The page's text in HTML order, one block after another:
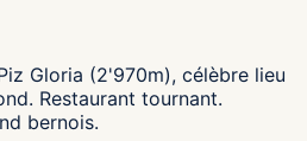
Gloria (2'970m), célèbre lieu
Restaurant tournant.
bernois.